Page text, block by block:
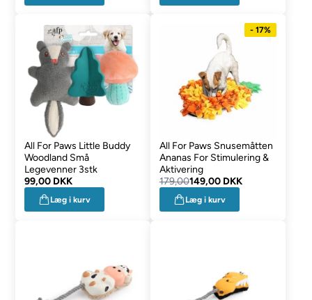
All For Paws Little Buddy
Woodland Små
Legevenner 3stk
99,00 DKK
Læg i kurv
- 17%
All For Paws Snusemåtten
Ananas For Stimulering &
Aktivering
179,00149,00 DKK
Læg i kurv